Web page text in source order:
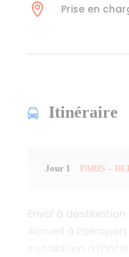
Prise en
Itinéraire
Jour 1 PARIS –
Envol à destination
Accueil à